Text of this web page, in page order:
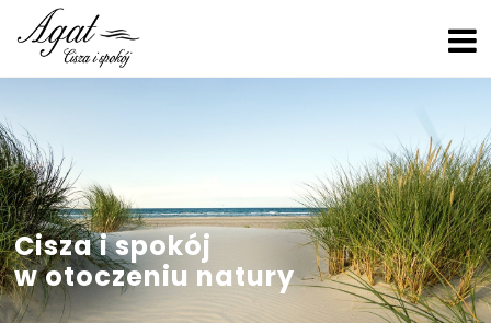
Cisza i spokój
w otoczeniu natury